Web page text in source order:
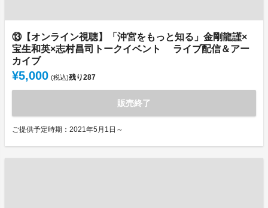
⑬【オンライン視聴】「沖宮をもっと知る」金剛龍謹×
宝生和英×志村昌司トークイベント ライブ配信＆アー
カイブ
¥5,000 (税込)残り287
販売終了
ご提供予定時期：2021年5月1日～